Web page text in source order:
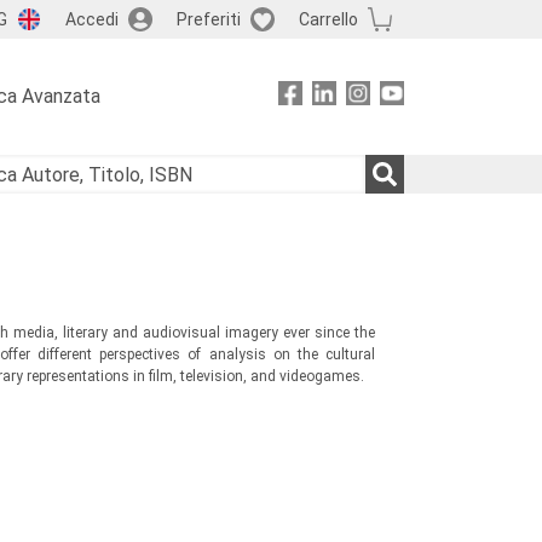
Accedi Preferiti Carrello
Avanzata
media, literary and audiovisual imagery ever since the
different perspectives of analysis on the cultural
representations in film, television, and videogames.